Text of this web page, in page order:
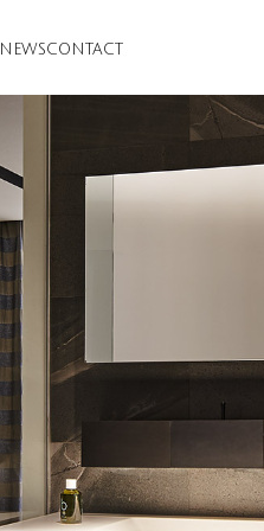
NEWSCONTACT